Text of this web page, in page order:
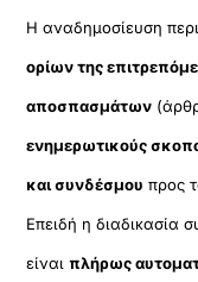
Η αναδημοσίευση
ορίων της
αποσπασμάτων
ενημερωτικούς
και συνδέσμου προς
Επειδή η διαδικασία
είναιπλήρως